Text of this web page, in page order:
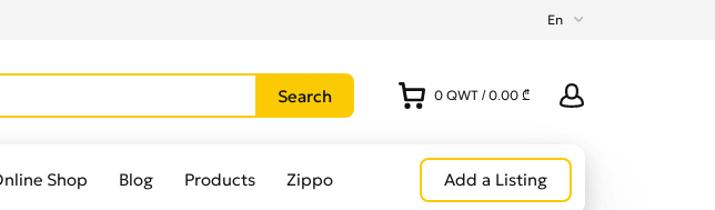
En
0 QWT / 0.00 ₾
Shop Blog Products Zippo Add a Listing